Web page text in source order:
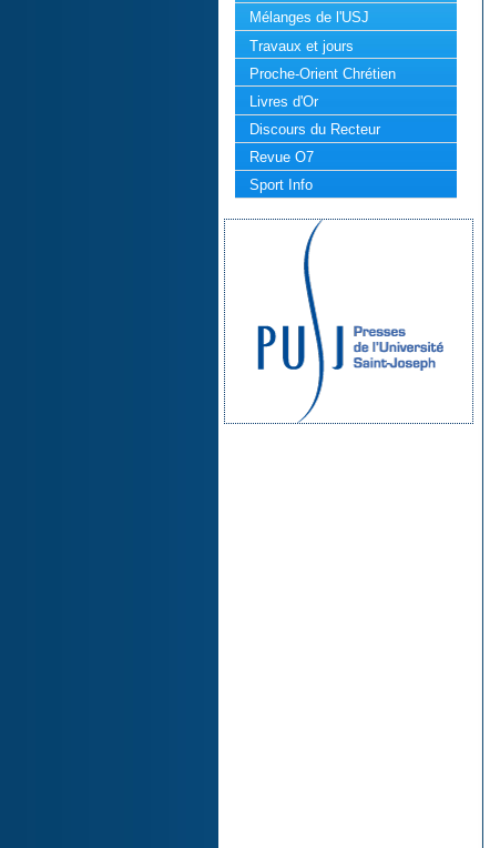
Mélanges de l'USJ
Travaux et jours
Proche-Orient Chrétien
Livres d'Or
Discours du Recteur
Revue O7
Sport Info